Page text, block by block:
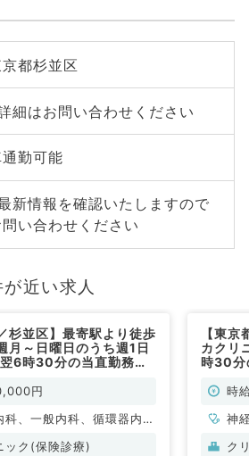
都杉並区
細はお問い合わせください
勤可能
新情報を確認いたしますので
問い合わせください
近い求人
杉並区】最寄駅より徒歩
月～日曜日のうち週1日
6時30分の当直勤務☆1
（内科系／非常勤）
円
科、一般内科、循環器内
吸器内科、消化器内科、内
ック(保険診療)
【東
カクリ
時30分
（内科
時
神
科
ク